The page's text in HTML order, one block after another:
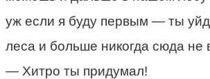
уж если я буду первым — ты
леса и больше никогда сюда не
— Хитро ты придумал!